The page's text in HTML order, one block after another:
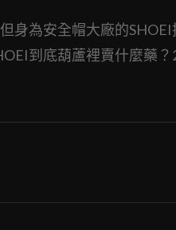
身為安全帽大廠的
到底葫蘆裡賣什麼藥？